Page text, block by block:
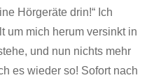
Hörgeräte drin!“ Ich
um mich herum versinkt in
und nun nichts mehr
es wieder so! Sofort nach